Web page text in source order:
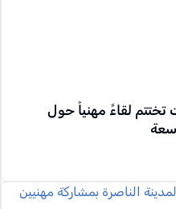
تختتم لقاءً مهنياً حول